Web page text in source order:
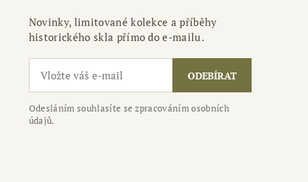
Novinky, limitované kolekce a příběhy
historického skla přímo do e-mailu.
ODEBÍRAT
Odesláním souhlasíte se zpracováním osobních
údajů.